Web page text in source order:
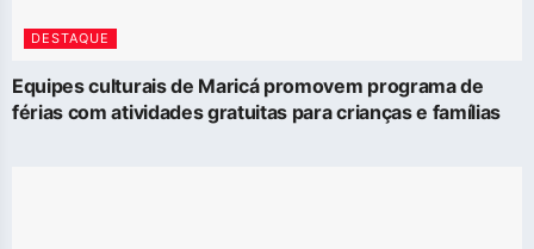
DESTAQUE
Equipes culturais de Maricá promovem programa de
férias com atividades gratuitas para crianças e famílias